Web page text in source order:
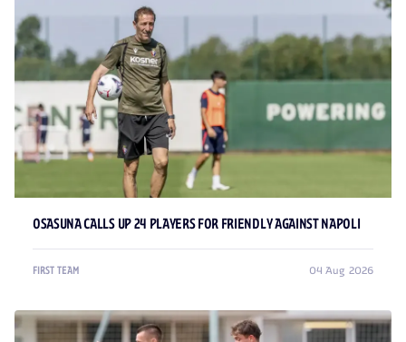
OSASUNA CALLS UP 24 PLAYERS FOR FRIENDLY AGAINST NAPOLI
FIRST TEAM 04 Aug 2026